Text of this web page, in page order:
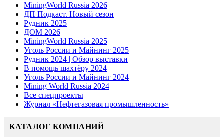
MiningWorld Russia 2026
ДП Подкаст. Новый сезон
Рудник 2025
ДОМ 2026
MiningWorld Russia 2025
Уголь России и Майнинг 2025
Рудник 2024 | Обзор выставки
В помощь шахтёру 2024
Уголь России и Майнинг 2024
Mining World Russia 2024
Все спецпроекты
Журнал «Нефтегазовая промышленность»
КАТАЛОГ КОМПАНИЙ